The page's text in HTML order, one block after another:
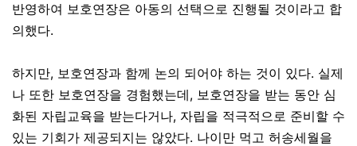
반영하여 보호연장은 아동의 선택으로 진행될 것이라고 합
의했다.
하지만, 보호연장과 함께 논의 되어야 하는 것이 있다. 실제
나 또한 보호연장을 경험했는데, 보호연장을 받는 동안 심
화된 자립교육을 받는다거나, 자립을 적극적으로 준비할 수
있는 기회가 제공되지는 않았다. 나이만 먹고 허송세월을